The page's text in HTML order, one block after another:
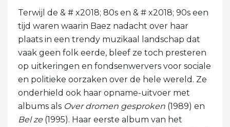
Terwijl de & # x2018; 80s en & # x2018; 90s een
tijd waren waarin Baez nadacht over haar
plaats in een trendy muzikaal landschap dat
vaak geen folk eerde, bleef ze toch presteren
op uitkeringen en fondsenwervers voor sociale
en politieke oorzaken over de hele wereld. Ze
onderhield ook haar opname-uitvoer met
albums als Over dromen gesproken (1989) en
Bel ze (1995). Haar eerste album van het